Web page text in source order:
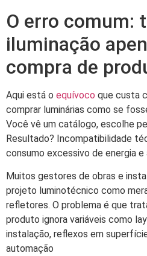
O erro comum:
iluminação
compra de
Aqui está o equívoco que custa
comprar luminárias como se
Você vê um catálogo, escolhe
Resultado? Incompatibilidade
consumo excessivo de energia
Muitos gestores de obras e
projeto luminotécnico como
refletores. O problema é que
produto ignora variáveis como
instalação, reflexos em
automação